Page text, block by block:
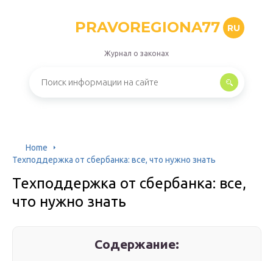
PRAVOREGIONA77 RU
Журнал о законах
Home
Техподдержка от сбербанка: все, что нужно знать
Техподдержка от сбербанка: все,
что нужно знать
Содержание: